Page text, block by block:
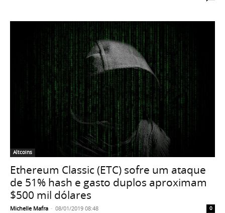
Altcoins
Ethereum Classic (ETC) sofre um ataque
de 51% hash e gasto duplos aproximam
$500 mil dólares
Michelle Mafra - 08/01/2019 08:48 0